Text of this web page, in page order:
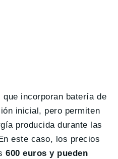
incorporan batería de
inicial, pero permiten
producida durante las
este caso, los precios
600 euros y pueden